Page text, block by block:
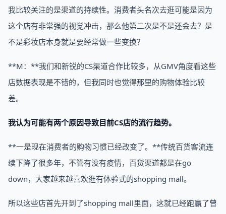
我比较关注的是渠道的持续性。消费者头名次去逛可能是因为
这个店有非常强的视觉冲击，那么他第二次是不是还会去？是
不是彩妆店本身就是要经常做一些变换？
**M：**我们和新锐的CS渠道合作比较多，从GMV角度看这些
店数据表现是不错的，但我同时也觉得那里的购物体验比较
差。
我认为可能有两个原因导致目前CS店的流行趋势。
**一是现在消费者的购物习惯已经改变了。**传统百货客流连
续下降了很多年，不管有没有疫情，百货渠道都是在go
down，大家越来越喜欢逛有体验式的shopping mall。
所以这些店首先开到了shopping mall里面，这就已经跑赢了曾